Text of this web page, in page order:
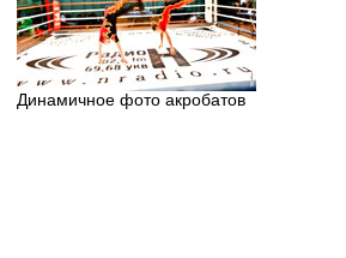
Динамичное фото акробатов